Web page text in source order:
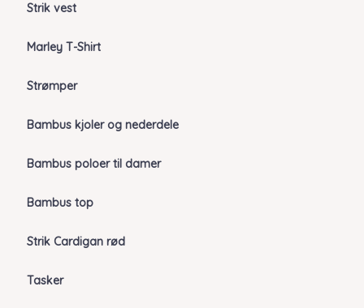
Strik vest
Marley T-Shirt
Strømper
Bambus kjoler og nederdele
Bambus poloer til damer
Bambus top
Strik Cardigan rød
Tasker